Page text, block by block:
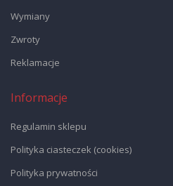
Wymiany
Zwroty
Reklamacje
Informacje
Regulamin sklepu
Polityka ciasteczek (cookies)
Polityka prywatności